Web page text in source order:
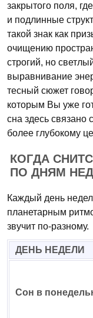
закрытого поля,
и подлинные
такой знак как
очищению
строгий, но
выравнивание
тесный сюжет
которым Вы уже
сна здесь
более глубокому
КОГДА
ПО ДНЯМ
Каждый день
планетарным
звучит по-разному.
ДЕНЬ НЕДЕЛИ
Сон в